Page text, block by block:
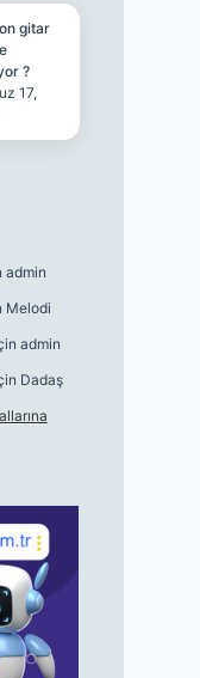
gitar
?
17,
admin
Melodi
admin
Dadaş